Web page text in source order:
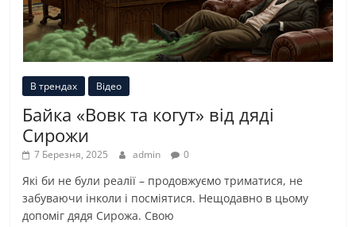
В трендах Відео
Байка «Вовк та когут» від дяді
Сирожи
7 Березня, 2025 admin 0
Які би не були реалії – продовжуємо триматися, не
забуваючи інколи і посміятися. Нещодавно в цьому
допоміг дядя Сирожа. Свою